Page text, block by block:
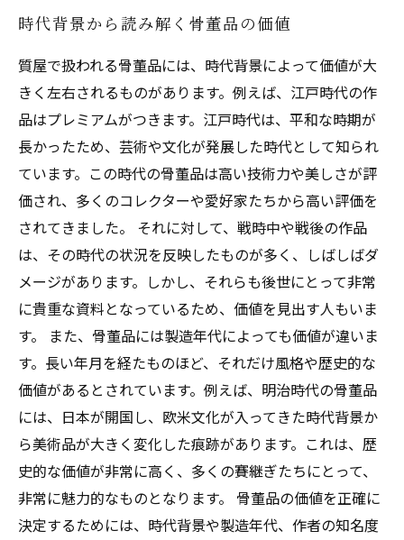
時代背景から読み解く骨董品の価値
質屋で扱われる骨董品には、時代背景によって価値が大
きく左右されるものがあります。例えば、江戸時代の作
品はプレミアムがつきます。江戸時代は、平和な時期が
長かったため、芸術や文化が発展した時代として知られ
ています。この時代の骨董品は高い技術力や美しさが評
価され、多くのコレクターや愛好家たちから高い評価を
されてきました。 それに対して、戦時中や戦後の作品
は、その時代の状況を反映したものが多く、しばしばダ
メージがあります。しかし、それらも後世にとって非常
に貴重な資料となっているため、価値を見出す人もいま
す。 また、骨董品には製造年代によっても価値が違いま
す。長い年月を経たものほど、それだけ風格や歴史的な
価値があるとされています。例えば、明治時代の骨董品
には、日本が開国し、欧米文化が入ってきた時代背景か
ら美術品が大きく変化した痕跡があります。これは、歴
史的な価値が非常に高く、多くの賽継ぎたちにとって、
非常に魅力的なものとなります。 骨董品の価値を正確に
決定するためには、時代背景や製造年代、作者の知名度